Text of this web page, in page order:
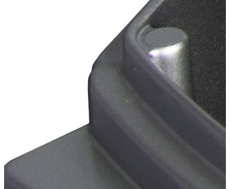
Ремонтный набор
для надувных лодок ПВХ
1 шт.
лодки ПВХ Хантер 340 -
1000 мм